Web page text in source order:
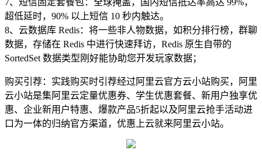
超低延时，90% 以上短信 10 秒内触达。
8、云数据库 Redis：将一些非人物数据，如积分排行榜，群聊
数据，存储在 Redis 中进行快速拜访，Redis 原生自带的
SortedSet 数据类型刚好能协助您开发玩家数据；
购买引荐：实践购买时引荐经过阿里云官方云小站购买，阿里
云小站是集阿里云定量优惠券、学生优惠套餐、新用户独享优
惠、企业新用户特惠、爆款产品5折起以及阿里云抢手活动进
口为一体的归纳官方渠道，优惠上云就来阿里云小站。